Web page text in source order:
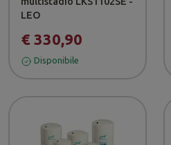
LEO
€ 330,90
Disponibile